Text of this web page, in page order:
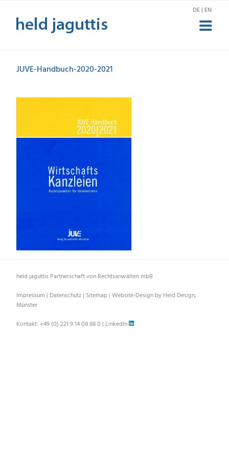
Inhalt
springen
DE | EN
JUVE-Handbuch-2020-2021
held jaguttis Partnerschaft von Rechtsanwälten mbB
Impressum | Datenschutz | Sitemap | Website-Design by Held Design,
Münster
Kontakt: +49 (0) 221 9 14 08 88 0 | LinkedIn